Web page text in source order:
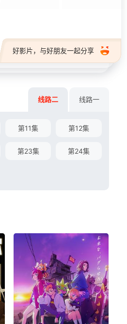
好影片，与好朋友一起分享
线路二 线路一
第11集 第12集
第23集 第24集